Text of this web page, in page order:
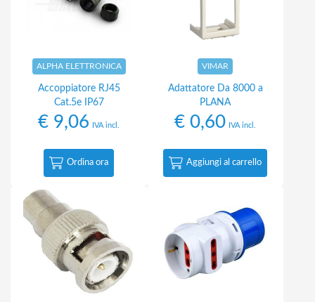
ALPHA ELETTRONICA
Accoppiatore RJ45
Cat.5e IP67
€ 9,06 IVA incl.
Ordina ora
VIMAR
Adattatore Da 8000 a
PLANA
€ 0,60 IVA incl.
Aggiungi al carrello